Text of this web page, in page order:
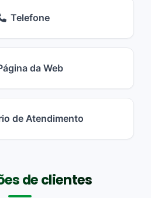
Telefone
da Web
de Atendimento
de clientes